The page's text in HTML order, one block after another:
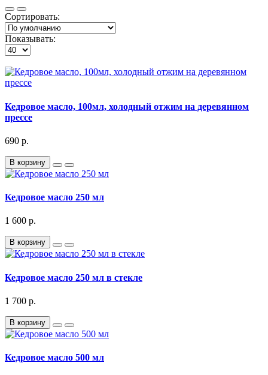
Сортировать:
Показывать:
Кедровое масло, 100мл, холодный отжим на деревянном
прессе
690 р.
В корзину
Кедровое масло 250 мл
1 600 р.
В корзину
Кедровое масло 250 мл в стекле
1 700 р.
В корзину
Кедровое масло 500 мл